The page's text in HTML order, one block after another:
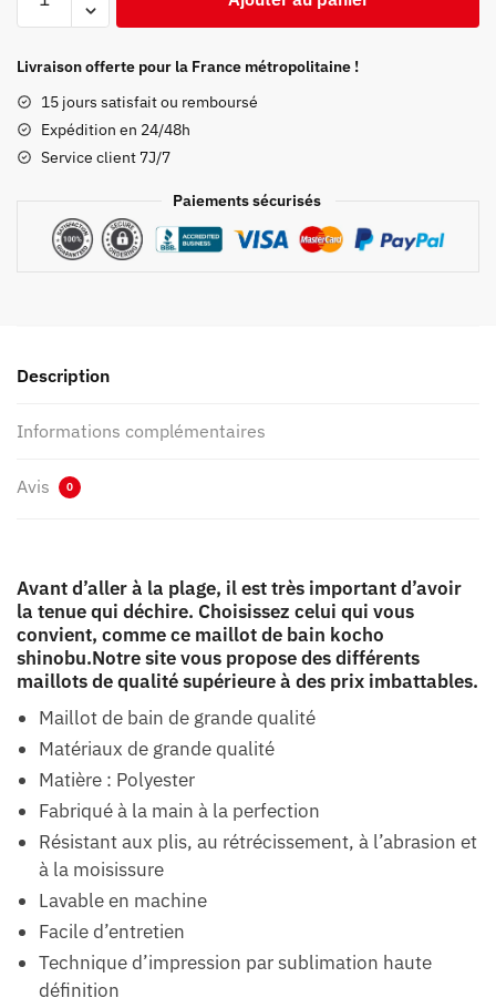
de
Demon
Slayer
Kocho
Livraison offerte pour la France métropolitaine !
15 jours satisfait ou remboursé
Expédition en 24/48h
Service client 7J/7
Paiements sécurisés
Description
Informations complémentaires
Avis 0
Avant d’aller à la plage, il est très important d’avoir
la tenue qui déchire. Choisissez celui qui vous
convient, comme ce maillot de bain kocho
shinobu.Notre site vous propose des différents
maillots de qualité supérieure à des prix imbattables.
Maillot de bain de grande qualité
Matériaux de grande qualité
Matière : Polyester
Fabriqué à la main à la perfection
Résistant aux plis, au rétrécissement, à l’abrasion et
à la moisissure
Lavable en machine
Facile d’entretien
Technique d’impression par sublimation haute
définition